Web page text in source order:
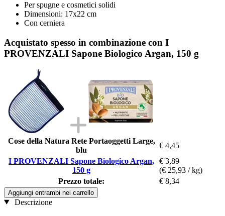
Per spugne e cosmetici solidi
Dimensioni: 17x22 cm
Con cerniera
Acquistato spesso in combinazione con I
PROVENZALI Sapone Biologico Argan, 150 g
Cose della Natura Rete Portaoggetti Large,
blu
€ 4,45
I PROVENZALI Sapone Biologico Argan,
150 g
€ 3,89
(€ 25,93 / kg)
Prezzo totale:
€ 8,34
Aggiungi entrambi nel carrello
Descrizione